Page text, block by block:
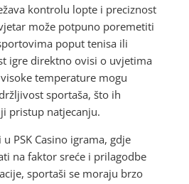
kontrolu lopte i preciznost
može potpuno poremetiti
poput tenisa ili
igre direktno ovisi o uvjetima
temperature mogu
sportaša, što ih
pristup natjecanju.
PSK Casino igrama, gdje
na faktor sreće i prilagodbe
sportaši se moraju brzo